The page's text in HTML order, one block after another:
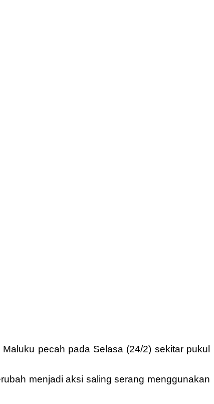
pecah pada Selasa (24/2) sekitar pukul
menjadi aksi saling serang menggunakan